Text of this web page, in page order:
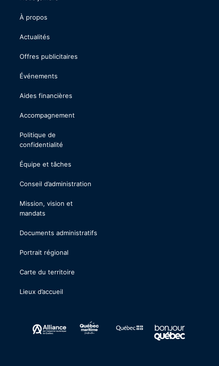
À propos
Actualités
Offres publicitaires
Événements
Aides financières
Accompagnement
Politique de
confidentialité
Équipe et tâches
Conseil d’administration
Mission, vision et
mandats
Documents administratifs
Portrait régional
Carte du territoire
Lieux d’accueil